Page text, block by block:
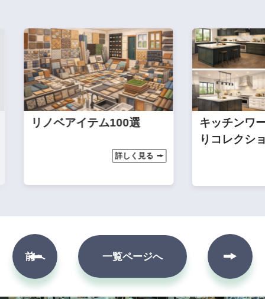
リノベアイテム100選
詳しく見る
キッチンワー
りコレクション
前へ 一覧ページへ
次へ